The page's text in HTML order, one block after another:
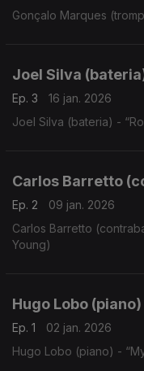
Gonçalo Marques
Joel Silva
Ep. 3
16 jan. 2026
Joel Silva (bateria) -
Carlos Barretto
Ep. 2
09 jan. 2026
Carlos Barretto
Young)
Hugo Lobo (piano)
Ep. 1
02 jan. 2026
Hugo Lobo (piano) -